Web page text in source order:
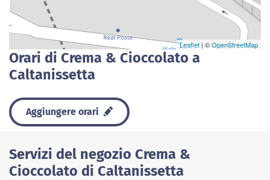
Leaflet| ©OpenStreetMap
Orari di Crema & Cioccolato a
Caltanissetta
Aggiungere orari
Servizi del negozio Crema &
Cioccolato di Caltanissetta